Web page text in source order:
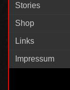
Stories
Shop
Links
Impressum